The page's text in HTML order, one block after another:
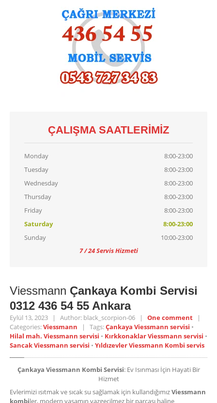
Kart Tamiri
İLETIŞIM
ÇALIŞMA SAATLERIMIZ
Monday
8:00-23:00
Tuesday
8:00-23:00
Wednesday
8:00-23:00
Thursday
8:00-23:00
Friday
8:00-23:00
Saturday
8:00-23:00
Sunday
10:00-23:00
7 / 24 Servis Hizmeti
Viessmann Çankaya Kombi Servisi
0312 436 54 55 Ankara
Eylül 13, 2023 | Author: black_scorpion-06 | One comment |
Categories:Viessmann | Tags:Çankaya Viessmann servisi •
Hilal mah. Viessmann servisi • Kırkkonaklar Viessmann servisi •
Sancak Viessmann servisi • Yıldızevler Viessmann Kombi servis
Çankaya Viessmann Kombi Servisi: Ev Isınması İçin Hayati Bir
Hizmet
Evlerimizi ısıtmak ve sıcak su sağlamak için kullandığımızViessmann
kombiler, modern yaşamın vazgeçilmez bir parçası haline